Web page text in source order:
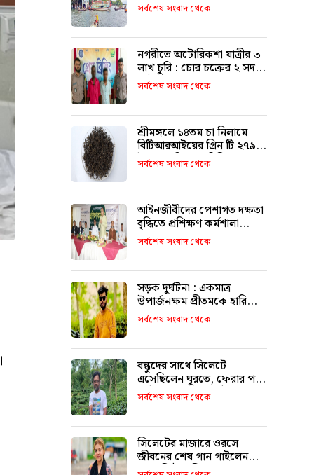
সর্বশেষ সংবাদ থেকে
নগরীতে অটোরিকশা যাত্রীর ৩
লাখ চুরি : চোর চক্রের ২ সদস্য
আটক
সর্বশেষ সংবাদ থেকে
শ্রীমঙ্গলে ১৪তম চা নিলামে
বিটিআরআইয়ের গ্রিন টি ২৭৯০
টাকা কেজি দরে বিক্রি
সর্বশেষ সংবাদ থেকে
আইনজীবীদের পেশাগত দক্ষতা
বৃদ্ধিতে প্রশিক্ষণ কর্মশালা
অপরিহার্য: এমপি এমরান
আহমদ চৌধুরী
সর্বশেষ সংবাদ থেকে
সড়ক দুর্ঘটনা : একমাত্র
উপার্জনক্ষম প্রীতমকে হারিয়ে
বাকরুদ্ধ পরিবার
সর্বশেষ সংবাদ থেকে
বন্ধুদের সাথে সিলেটে
এসেছিলেন ঘুরতে, ফেরার পথে
দুর্ঘটনায় মারা যান সাইফুল
সর্বশেষ সংবাদ থেকে
সিলেটের মাজারে ওরসে
জীবনের শেষ গান গাইলেন
পেহেলি ভৈরবী